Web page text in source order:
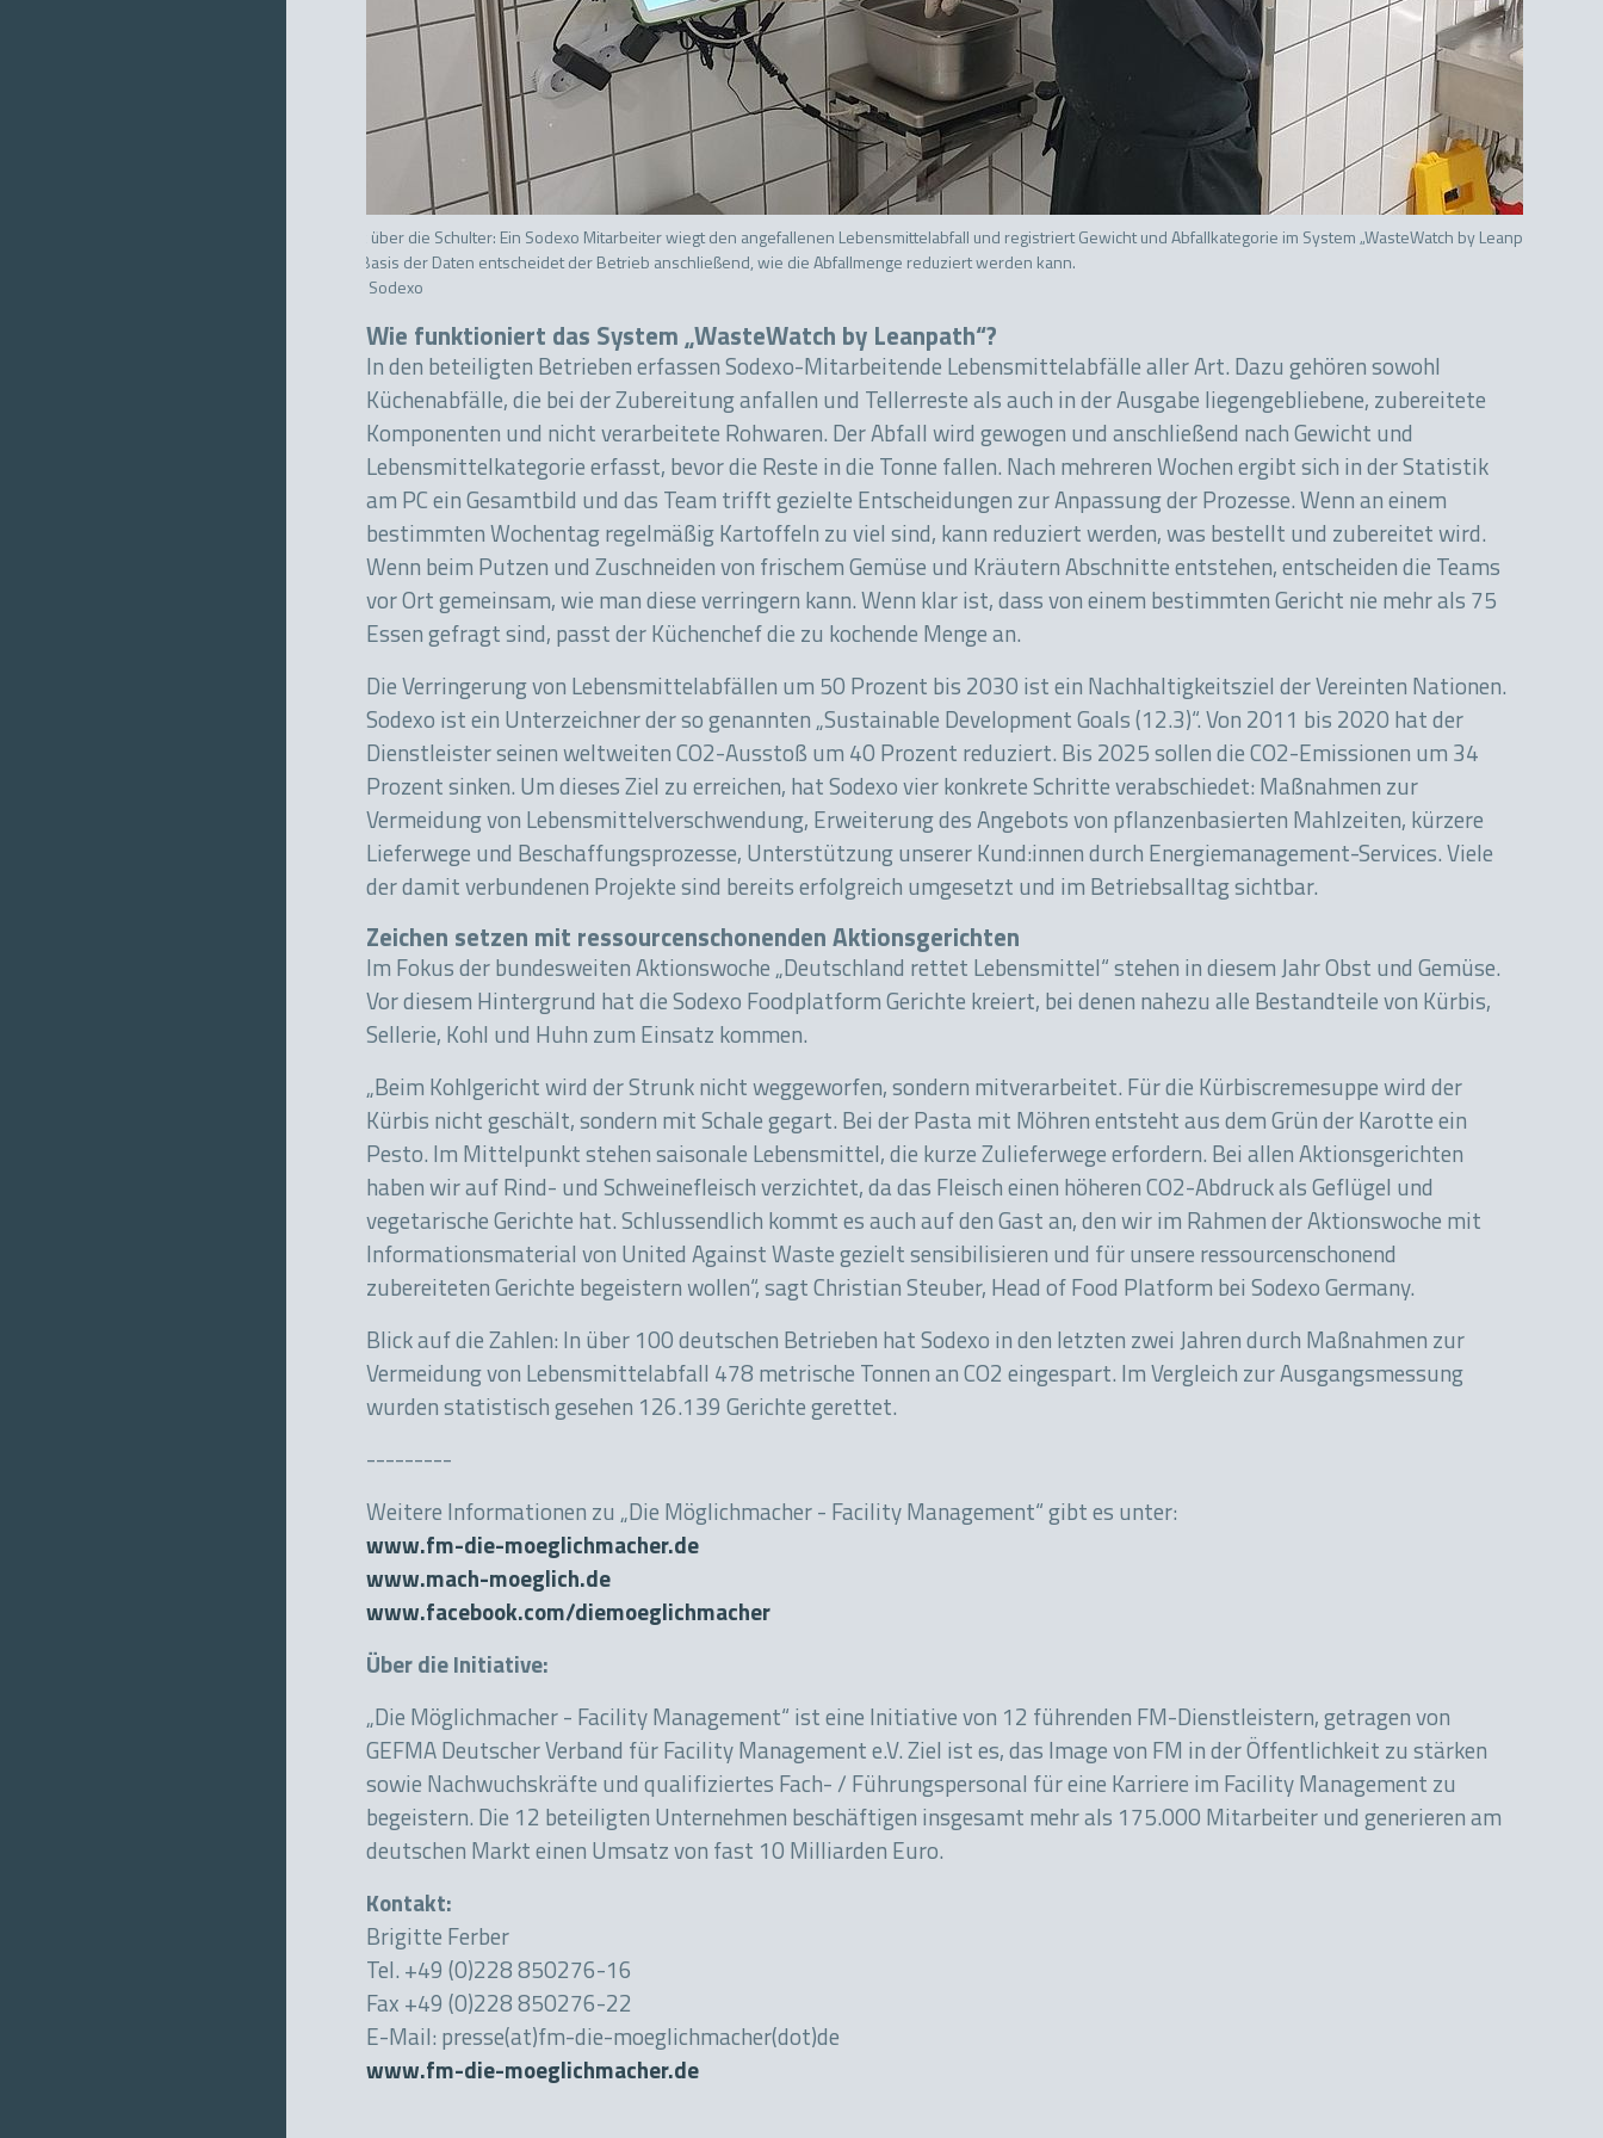
Blick über die Schulter: Ein Sodexo Mitarbeiter wiegt den angefallenen Lebensmittelabfall und registriert Gewicht und Abfallkategorie im System „WasteWatch by Leanpath“.
Auf Basis der Daten entscheidet der Betrieb anschließend, wie die Abfallmenge reduziert werden kann.
Bild: Sodexo
Wie funktioniert das System „WasteWatch by Leanpath“?
In den beteiligten Betrieben erfassen Sodexo-Mitarbeitende Lebensmittelabfälle aller Art. Dazu gehören sowohl
Küchenabfälle, die bei der Zubereitung anfallen und Tellerreste als auch in der Ausgabe liegengebliebene, zubereitete
Komponenten und nicht verarbeitete Rohwaren. Der Abfall wird gewogen und anschließend nach Gewicht und
Lebensmittelkategorie erfasst, bevor die Reste in die Tonne fallen. Nach mehreren Wochen ergibt sich in der Statistik
am PC ein Gesamtbild und das Team trifft gezielte Entscheidungen zur Anpassung der Prozesse. Wenn an einem
bestimmten Wochentag regelmäßig Kartoffeln zu viel sind, kann reduziert werden, was bestellt und zubereitet wird.
Wenn beim Putzen und Zuschneiden von frischem Gemüse und Kräutern Abschnitte entstehen, entscheiden die Teams
vor Ort gemeinsam, wie man diese verringern kann. Wenn klar ist, dass von einem bestimmten Gericht nie mehr als 75
Essen gefragt sind, passt der Küchenchef die zu kochende Menge an.
Die Verringerung von Lebensmittelabfällen um 50 Prozent bis 2030 ist ein Nachhaltigkeitsziel der Vereinten Nationen.
Sodexo ist ein Unterzeichner der so genannten „Sustainable Development Goals (12.3)“. Von 2011 bis 2020 hat der
Dienstleister seinen weltweiten CO2-Ausstoß um 40 Prozent reduziert. Bis 2025 sollen die CO2-Emissionen um 34
Prozent sinken. Um dieses Ziel zu erreichen, hat Sodexo vier konkrete Schritte verabschiedet: Maßnahmen zur
Vermeidung von Lebensmittelverschwendung, Erweiterung des Angebots von pflanzenbasierten Mahlzeiten, kürzere
Lieferwege und Beschaffungsprozesse, Unterstützung unserer Kund:innen durch Energiemanagement-Services. Viele
der damit verbundenen Projekte sind bereits erfolgreich umgesetzt und im Betriebsalltag sichtbar.
Zeichen setzen mit ressourcenschonenden Aktionsgerichten
Im Fokus der bundesweiten Aktionswoche „Deutschland rettet Lebensmittel“ stehen in diesem Jahr Obst und Gemüse.
Vor diesem Hintergrund hat die Sodexo Foodplatform Gerichte kreiert, bei denen nahezu alle Bestandteile von Kürbis,
Sellerie, Kohl und Huhn zum Einsatz kommen.
„Beim Kohlgericht wird der Strunk nicht weggeworfen, sondern mitverarbeitet. Für die Kürbiscremesuppe wird der
Kürbis nicht geschält, sondern mit Schale gegart. Bei der Pasta mit Möhren entsteht aus dem Grün der Karotte ein
Pesto. Im Mittelpunkt stehen saisonale Lebensmittel, die kurze Zulieferwege erfordern. Bei allen Aktionsgerichten
haben wir auf Rind- und Schweinefleisch verzichtet, da das Fleisch einen höheren CO2-Abdruck als Geflügel und
vegetarische Gerichte hat. Schlussendlich kommt es auch auf den Gast an, den wir im Rahmen der Aktionswoche mit
Informationsmaterial von United Against Waste gezielt sensibilisieren und für unsere ressourcenschonend
zubereiteten Gerichte begeistern wollen“, sagt Christian Steuber, Head of Food Platform bei Sodexo Germany.
Blick auf die Zahlen: In über 100 deutschen Betrieben hat Sodexo in den letzten zwei Jahren durch Maßnahmen zur
Vermeidung von Lebensmittelabfall 478 metrische Tonnen an CO2 eingespart. Im Vergleich zur Ausgangsmessung
wurden statistisch gesehen 126.139 Gerichte gerettet.
---------
Weitere Informationen zu „Die Möglichmacher - Facility Management“ gibt es unter:
www.fm-die-moeglichmacher.de
www.mach-moeglich.de
www.facebook.com/diemoeglichmacher
Über die Initiative:
„Die Möglichmacher - Facility Management“ ist eine Initiative von 12 führenden FM-Dienstleistern, getragen von
GEFMA Deutscher Verband für Facility Management e.V. Ziel ist es, das Image von FM in der Öffentlichkeit zu stärken
sowie Nachwuchskräfte und qualifiziertes Fach- / Führungspersonal für eine Karriere im Facility Management zu
begeistern. Die 12 beteiligten Unternehmen beschäftigen insgesamt mehr als 175.000 Mitarbeiter und generieren am
deutschen Markt einen Umsatz von fast 10 Milliarden Euro.
Kontakt:
Brigitte Ferber
Tel. +49 (0)228 850276-16
Fax +49 (0)228 850276-22
E-Mail: presse(at)fm-die-moeglichmacher(dot)de
www.fm-die-moeglichmacher.de